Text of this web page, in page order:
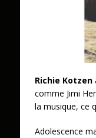
Richie Kotzen
comme Jimi
la musique, ce
Adolescence